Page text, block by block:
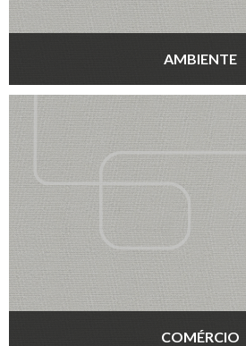
AMBIENTE
COMÉRCIO